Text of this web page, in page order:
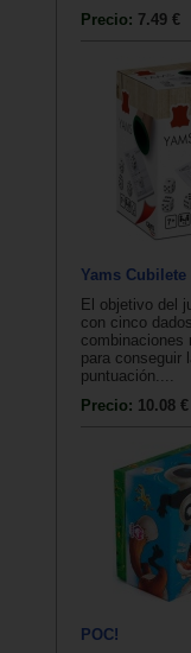
Precio: 7.49 €
Yams
El objetivo del
con cinco
combinaciones
para conseguir
puntuación....
Precio: 10.08 €
POC!